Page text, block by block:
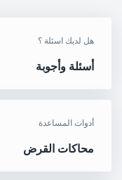
هل لديك اسئلة ؟
أسئلة وأجوبة
أدوات المساعدة
محاكات القرض